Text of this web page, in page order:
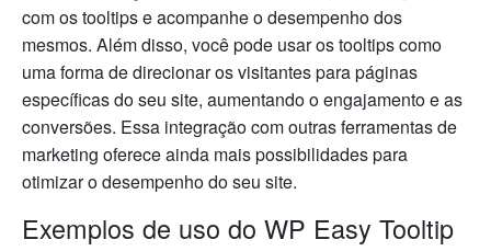
com os tooltips e acompanhe o desempenho dos
mesmos. Além disso, você pode usar os tooltips como
uma forma de direcionar os visitantes para páginas
específicas do seu site, aumentando o engajamento e as
conversões. Essa integração com outras ferramentas de
marketing oferece ainda mais possibilidades para
otimizar o desempenho do seu site.
Exemplos de uso do WP Easy Tooltip